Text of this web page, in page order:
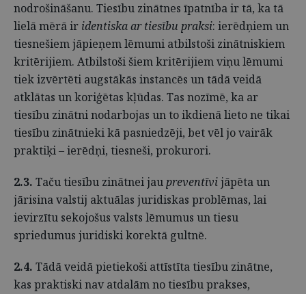
nodrošināšanu. Tiesību zinātnes īpatnība ir tā, ka tā
lielā mērā ir identiska ar tiesību praksi: ierēdņiem un
tiesnešiem jāpieņem lēmumi atbilstoši zinātniskiem
kritērijiem. Atbilstoši šiem kritērijiem viņu lēmumi
tiek izvērtēti augstākās instancēs un tādā veidā
atklātas un koriģētas kļūdas. Tas nozīmē, ka ar
tiesību zinātni nodarbojas un to ikdienā lieto ne tikai
tiesību zinātnieki kā pasniedzēji, bet vēl jo vairāk
praktiķi – ierēdņi, tiesneši, prokurori.
2.3. Taču tiesību zinātnei jaupreventīvijāpēta un
jārisina valstij aktuālas juridiskas problēmas, lai
ievirzītu sekojošus valsts lēmumus un tiesu
spriedumus juridiski korektā gultnē.
2.4. Tādā veidā pietiekoši attīstīta tiesību zinātne,
kas praktiski nav atdalām no tiesību prakses,